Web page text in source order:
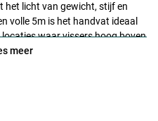
het licht van gewicht, stijf en
volle 5m is het handvat ideaal
waar vissers hoog boven
de kant groeit. In veel
het handvat komt
verschillende draden heeft
meer